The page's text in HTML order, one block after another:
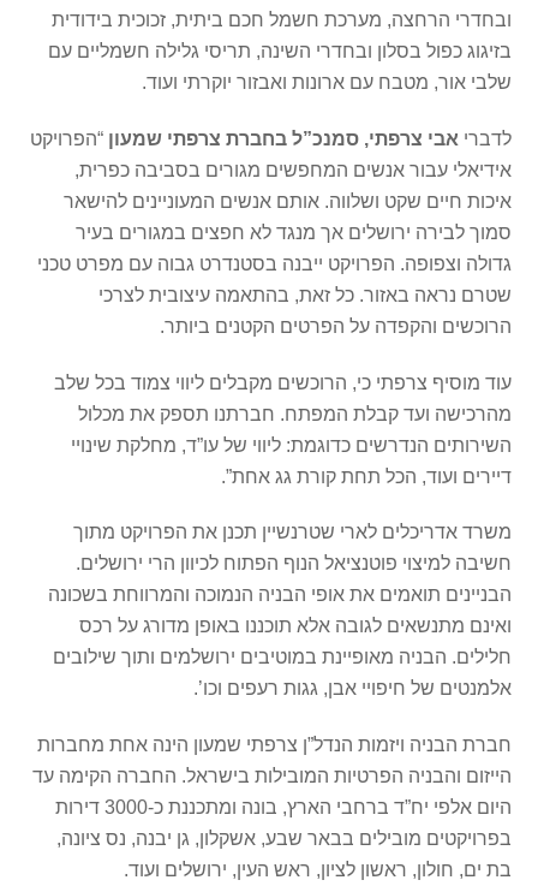
ובחדרי הרחצה, מערכת חשמל חכם ביתית, זכוכית בידודית
בזיגוג כפול בסלון ובחדרי השינה, תריסי גלילה חשמליים עם
שלבי אור, מטבח עם ארונות ואבזור יוקרתי ועוד.
לדברי אבי צרפתי, סמנכ”ל בחברת צרפתי שמעון “הפרויקט
אידיאלי עבור אנשים המחפשים מגורים בסביבה כפרית,
איכות חיים שקט ושלווה. אותם אנשים המעוניינים להישאר
סמוך לבירה ירושלים אך מנגד לא חפצים במגורים בעיר
גדולה וצפופה. הפרויקט ייבנה בסטנדרט גבוה עם מפרט טכני
שטרם נראה באזור. כל זאת, בהתאמה עיצובית לצרכי
הרוכשים והקפדה על הפרטים הקטנים ביותר.
עוד מוסיף צרפתי כי, הרוכשים מקבלים ליווי צמוד בכל שלב
מהרכישה ועד קבלת המפתח. חברתנו תספק את מכלול
השירותים הנדרשים כדוגמת: ליווי של עו”ד, מחלקת שינויי
דיירים ועוד, הכל תחת קורת גג אחת”.
משרד אדריכלים לארי שטרנשיין תכנן את הפרויקט מתוך
חשיבה למיצוי פוטנציאל הנוף הפתוח לכיוון הרי ירושלים.
הבניינים תואמים את אופי הבניה הנמוכה והמרווחת בשכונה
ואינם מתנשאים לגובה אלא תוכננו באופן מדורג על רכס
חלילים. הבניה מאופיינת במוטיבים ירושלמים ותוך שילובים
אלמנטים של חיפויי אבן, גגות רעפים וכו’.
חברת הבניה ויזמות הנדל”ן צרפתי שמעון הינה אחת מחברות
הייזום והבניה הפרטיות המובילות בישראל. החברה הקימה עד
היום אלפי יח”ד ברחבי הארץ, בונה ומתכננת כ-3000 דירות
בפרויקטים מובילים בבאר שבע, אשקלון, גן יבנה, נס ציונה,
בת ים, חולון, ראשון לציון, ראש העין, ירושלים ועוד.